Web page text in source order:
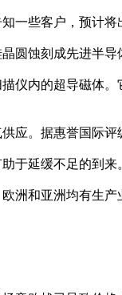
一些客户，预计将
圆蚀刻成先进半导
仪内的超导磁体
。据惠誉国际
于延缓不足的到来
洲和亚洲均有生